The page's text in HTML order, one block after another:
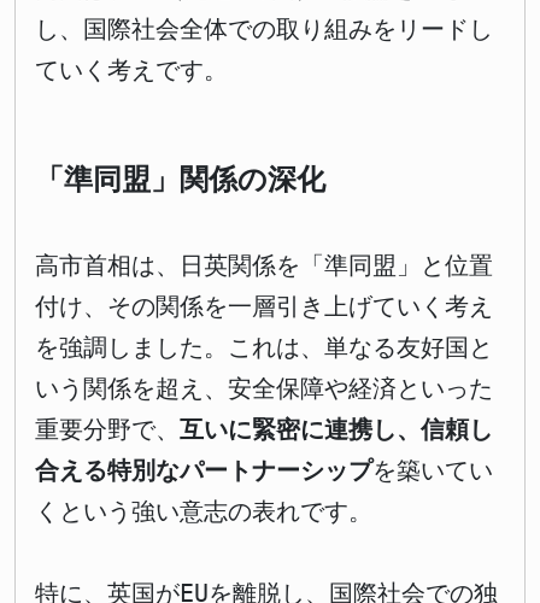
し、国際社会全体での取り組みをリードし
ていく考えです。
「準同盟」関係の深化
高市首相は、日英関係を「準同盟」と位置
付け、その関係を一層引き上げていく考え
を強調しました。これは、単なる友好国と
いう関係を超え、安全保障や経済といった
重要分野で、 互いに緊密に連携し、信頼し
合える特別なパートナーシップを築いてい
くという強い意志の表れです。
特に、英国がEUを離脱し、国際社会での独